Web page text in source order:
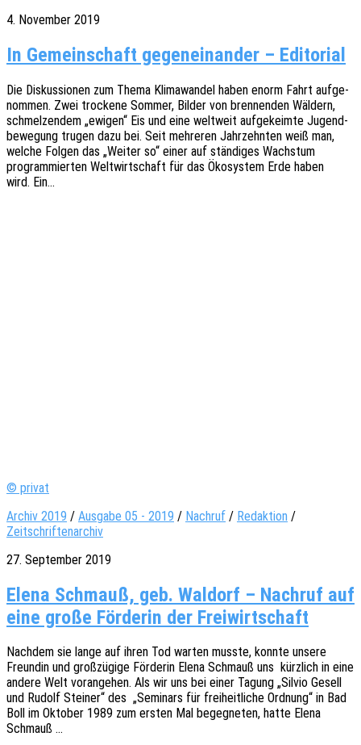
4. November 2019
In Gemeinschaft gegeneinander – Editorial
Die Diskus­sio­nen zum Thema Klima­wan­del haben enorm Fahrt aufge­
nom­men. Zwei trocke­ne Sommer, Bilder von bren­nen­den Wäldern,
schmel­zen­dem „ewigen“ Eis und eine welt­weit aufge­keim­te Jugend­
be­we­gung trugen dazu bei. Seit mehre­ren Jahr­zehn­ten weiß man,
welche Folgen das „Weiter so“ einer auf stän­di­ges Wachs­tum
program­mier­ten Welt­wirt­schaft für das Ökosys­tem Erde haben
wird. Ein…
© privat
Archiv 2019 / Ausgabe 05 - 2019 / Nachruf / Redaktion /
Zeitschriftenarchiv
27. September 2019
Elena Schmauß, geb. Waldorf – Nachruf auf
eine große Förderin der Freiwirtschaft
Nach­dem sie lange auf ihren Tod warten musste, konnte unsere
Freun­din und groß­zü­gi­ge Förde­rin Elena Schm­auß uns kürz­lich in eine
andere Welt voran­ge­hen. Als wir uns bei einer Tagung „Silvio Gesell
und Rudolf Stei­ner“ des „Semi­nars für frei­heit­li­che Ordnung“ in Bad
Boll im Okto­ber 1989 zum ersten Mal begeg­ne­ten, hatte Elena
Schmauß …